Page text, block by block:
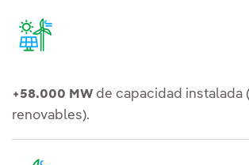
+58.000 MW de capacidad instalada
renovables).